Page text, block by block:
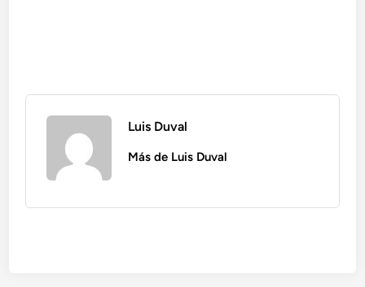
Luis Duval
Más de Luis Duval